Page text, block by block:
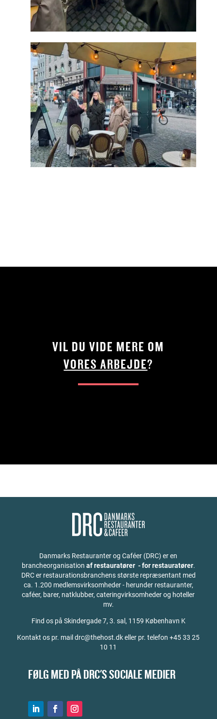
VIL DU VIDE MERE OM
VORES ARBEJDE?
Danmarks Restauranter og Caféer (DRC) er en
brancheorganisation af restauratører - for restauratører.
DRC er restaurationsbranchens største repræsentant med
ca. 1.200 medlemsvirksomheder - herunder restauranter,
caféer, barer, natklubber, cateringvirksomheder og hoteller
mv.
Find os på Skindergade 7, 3. sal, 1159 København K
Kontakt os pr. mail drc@thehost.dk eller pr. telefon +45 33 25
10 11
FØLG MED PÅ DRC'S SOCIALE MEDIER